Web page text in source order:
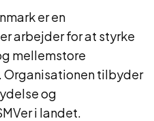
er en
arbejder for at styrke
mellemstore
Organisationen tilbyder
og
i landet.